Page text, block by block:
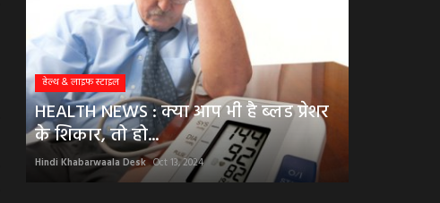
हेल्थ & लाइफ स्टाइल
HEALTH NEWS : क्या आप भी है ब्लड प्रेशर
के शिकार, तो हो...
Hindi Khabarwaala Desk Oct 13, 2024